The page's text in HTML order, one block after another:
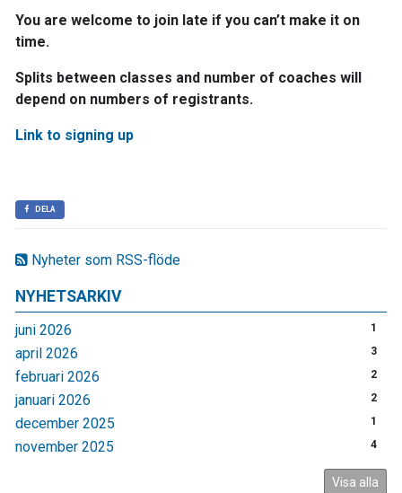
Nyheter som RSS-flöde
NYHETSARKIV
juni 2026 1
april 2026 3
februari 2026 2
januari 2026 2
december 2025 1
november 2025 4
Visa alla
You are welcome to join late if you can’t make it on
time.
Splits between classes and number of coaches will
depend on numbers of registrants.
Link to signing up
DELA